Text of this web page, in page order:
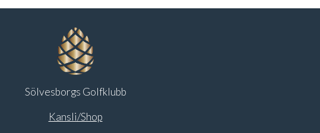
Sölvesborgs Golfklubb
Kansli/Shop